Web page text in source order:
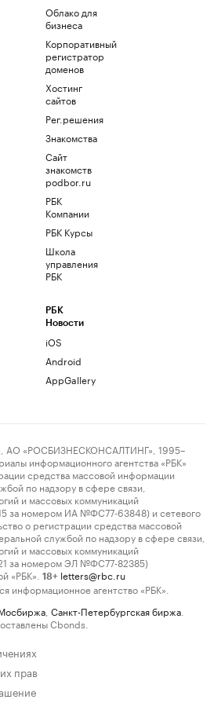
Облако для
бизнеса
Корпоративный
регистратор
доменов
Хостинг
сайтов
Рег.решения
Знакомства
Сайт
знакомств
podbor.ru
РБК
Компании
РБК Курсы
Школа
управления
РБК
РБК
Новости
iOS
Android
AppGallery
«РОСБИЗНЕСКОНСАЛТИНГ», 1995–
информационного агентства «РБК»
средства массовой информации
по надзору в сфере связи,
и массовых коммуникаций
за номером ИА №ФС77-63848) и сетевого
о регистрации средства массовой
службой по надзору в сфере связи,
и массовых коммуникаций
за номером ЭЛ №ФС77-82385)
«РБК».
18+ letters@rbc.ru
информационное агентство «РБК».
Санкт-Петербургская биржа
Cbonds.
прав